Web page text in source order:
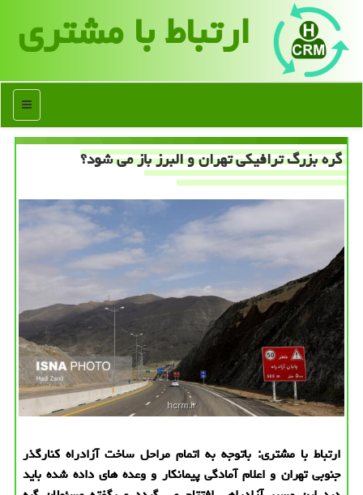
ارتباط با مشتری
منو
گره بزرگ ترافیكی تهران و البرز باز می شود؟
ارتباط با مشتری: باتوجه به اتمام مراحل ساخت آزادراه کنارگذر
جنوبی تهران و اعلام آمادگی پیمانکار و وعده های داده شده باید